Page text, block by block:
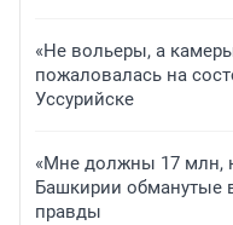
«Не вольеры, а
пожаловалась на
Уссурийске
«Мне должны 17 млн,
Башкирии обманутые
правды